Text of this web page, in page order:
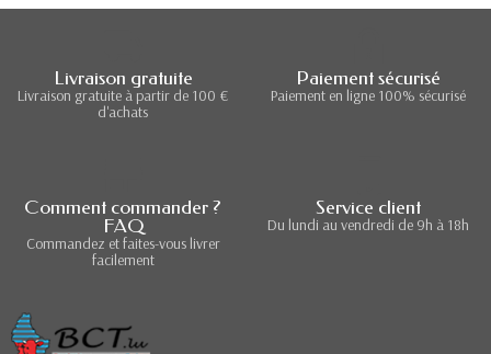
Livraison gratuite
Livraison gratuite à partir de 100 €
d'achats
Paiement sécurisé
Paiement en ligne 100% sécurisé
Comment commander ?
FAQ
Commandez et faites-vous livrer
facilement
Service client
Du lundi au vendredi de 9h à 18h